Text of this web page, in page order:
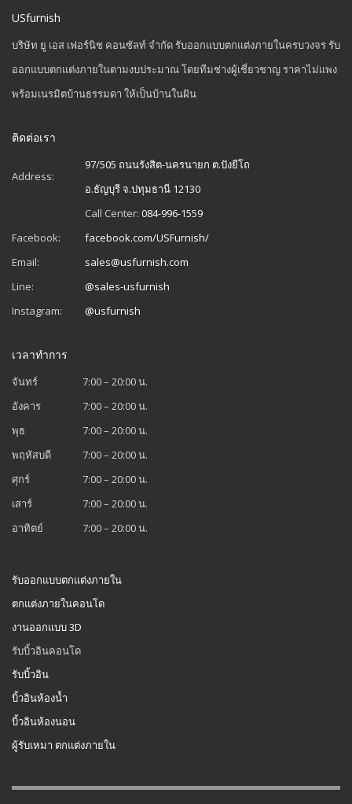
USfurnish
บริษัท ยู เอส เฟอร์นิช คอนซัลท์ จำกัด รับออกแบบตกแต่งภายในครบวงจร รับ
ออกแบบตกแต่งภายในตามงบประมาณ โดยทีมช่างผู้เชี่ยวชาญ ราคาไม่แพง
พร้อมเนรมิตบ้านธรรมดา ให้เป็นบ้านในฝัน
ติดต่อเรา
Address:
97/505 ถนนรังสิต-นครนายก ต.ปังยีโถ
อ.ธัญบุรี จ.ปทุมธานี 12130
Call Center: 084-996-1559
Facebook:
facebook.com/USFurnish/
Email:
sales@usfurnish.com
Line:
@sales-usfurnish
Instagram:
@usfurnish
เวลาทำการ
จันทร์
7:00 – 20:00 น.
อังคาร
7:00 – 20:00 น.
พุธ
7:00 – 20:00 น.
พฤหัสบดี
7:00 – 20:00 น.
ศุกร์
7:00 – 20:00 น.
เสาร์
7:00 – 20:00 น.
อาทิตย์
7:00 – 20:00 น.
รับออกแบบตกแต่งภายใน
ตกแต่งภายในคอนโด
งานออกแบบ 3D
รับบิ้วอินคอนโด
รับบิ้วอิน
บิ้วอินห้องน้ำ
บิ้วอินห้องนอน
ผู้รับเหมา ตกแต่งภายใน